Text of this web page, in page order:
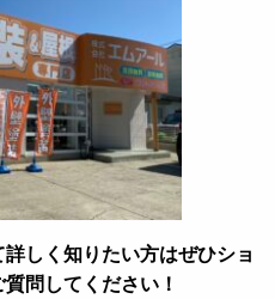
しく知りたい方はぜひショ
問してください！